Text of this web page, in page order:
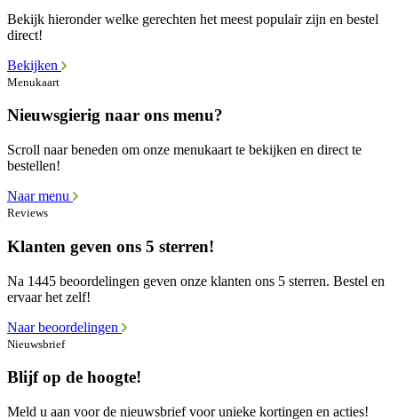
Bekijk hieronder welke gerechten het meest populair zijn en bestel
direct!
Bekijken
Menukaart
Nieuwsgierig naar ons menu?
Scroll naar beneden om onze menukaart te bekijken en direct te
bestellen!
Naar menu
Reviews
Klanten geven ons 5 sterren!
Na 1445 beoordelingen geven onze klanten ons 5 sterren. Bestel en
ervaar het zelf!
Naar beoordelingen
Nieuwsbrief
Blijf op de hoogte!
Meld u aan voor de nieuwsbrief voor unieke kortingen en acties!